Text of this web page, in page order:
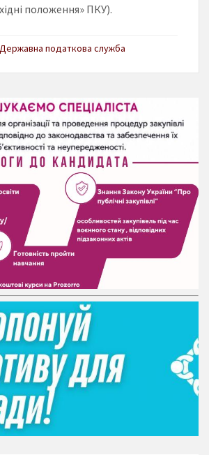
положення» ПКУ).
Державна податкова служба